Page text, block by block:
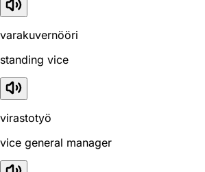
varakuvernööri
standing vice
virastotyö
vice general manager